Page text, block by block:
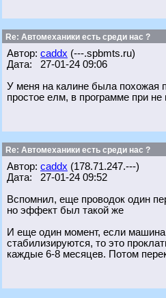
Re: Автомеханики есть среди нас ?
Автор: caddx (---.spbmts.ru)
Дата: 27-01-24 09:06
У меня на калине была похожая
простое елм, в программе при
Re: Автомеханики есть среди нас ?
Автор: caddx (178.71.247.---)
Дата: 27-01-24 09:52
Вспомнил, еще проводок один
но эффект был такой же
И еще один момент, если машина
стабилизируются, то это
каждые 6-8 месяцев. Потом